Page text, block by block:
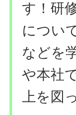
す！研
につい
などを
や本社
上を図